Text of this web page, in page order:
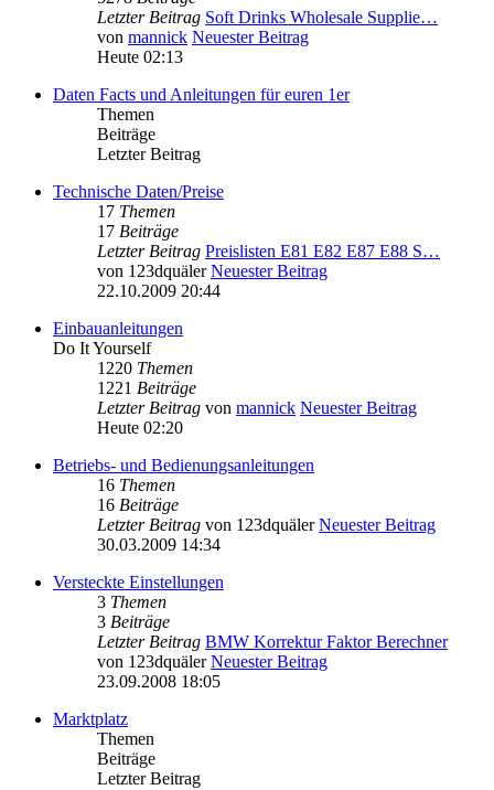
Letzter Beitrag Soft Drinks Wholesale Supplie…
von mannick Neuester Beitrag
Heute 02:13
Daten Facts und Anleitungen für euren 1er
Themen
Beiträge
Letzter Beitrag
Technische Daten/Preise
17 Themen
17 Beiträge
Letzter Beitrag Preislisten E81 E82 E87 E88 S…
von 123dquäler Neuester Beitrag
22.10.2009 20:44
Einbauanleitungen
Do It Yourself
1220 Themen
1221 Beiträge
Letzter Beitrag von mannick Neuester Beitrag
Heute 02:20
Betriebs- und Bedienungsanleitungen
16 Themen
16 Beiträge
Letzter Beitrag von 123dquäler Neuester Beitrag
30.03.2009 14:34
Versteckte Einstellungen
3 Themen
3 Beiträge
Letzter Beitrag BMW Korrektur Faktor Berechner
von 123dquäler Neuester Beitrag
23.09.2008 18:05
Marktplatz
Themen
Beiträge
Letzter Beitrag